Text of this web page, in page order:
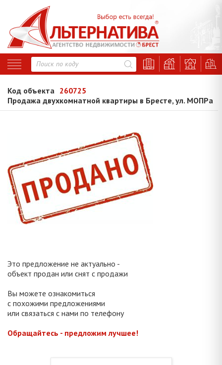
Код объекта 260725
Продажа двухкомнатной квартиры в Бресте, ул. МОПРа
Это предложение не актуально -
объект продан или снят с продажи
Вы можете ознакомиться
с похожими предложениями
или связаться с нами по телефону
Обращайтесь - предложим лучшее!